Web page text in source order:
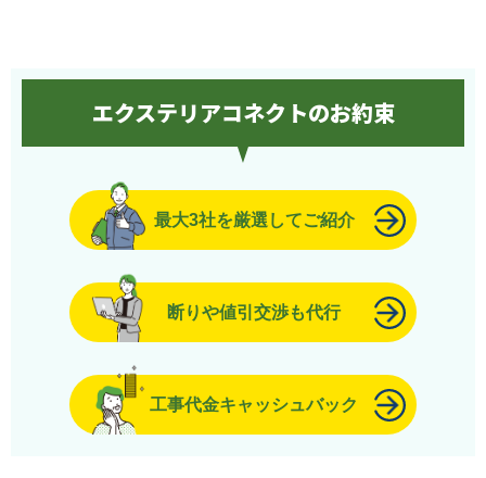
エクステリアコネクトのお約束
最大3社を厳選してご紹介
断りや値引交渉も代行
工事代金キャッシュバック